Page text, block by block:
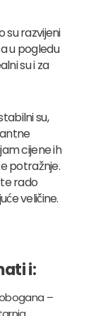
su razvijeni
u pogledu
su i za
su,
cijene ih
potražnje.
rado
veličine.
i:
–